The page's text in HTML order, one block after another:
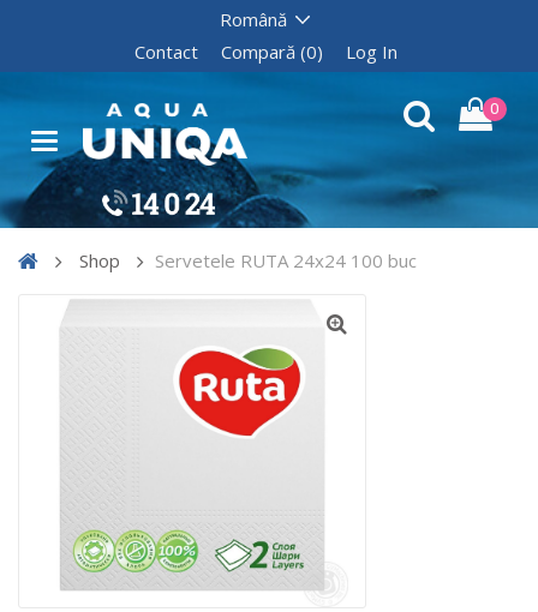
Contact Compară (0) Log In
0
Shop Servetele RUTA 24x24 100 buc